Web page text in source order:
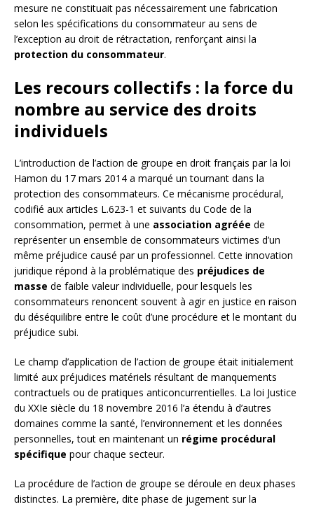
mesure ne constituait pas nécessairement une fabrication
selon les spécifications du consommateur au sens de
l’exception au droit de rétractation, renforçant ainsi la
protection du consommateur.
Les recours collectifs : la force du
nombre au service des droits
individuels
L’introduction de l’action de groupe en droit français par la loi
Hamon du 17 mars 2014 a marqué un tournant dans la
protection des consommateurs. Ce mécanisme procédural,
codifié aux articles L.623-1 et suivants du Code de la
consommation, permet à une association agréée de
représenter un ensemble de consommateurs victimes d’un
même préjudice causé par un professionnel. Cette innovation
juridique répond à la problématique des préjudices de
masse de faible valeur individuelle, pour lesquels les
consommateurs renoncent souvent à agir en justice en raison
du déséquilibre entre le coût d’une procédure et le montant du
préjudice subi.
Le champ d’application de l’action de groupe était initialement
limité aux préjudices matériels résultant de manquements
contractuels ou de pratiques anticoncurrentielles. La loi Justice
du XXIe siècle du 18 novembre 2016 l’a étendu à d’autres
domaines comme la santé, l’environnement et les données
personnelles, tout en maintenant un régime procédural
spécifique pour chaque secteur.
La procédure de l’action de groupe se déroule en deux phases
distinctes. La première, dite phase de jugement sur la